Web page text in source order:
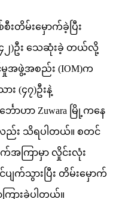
းတိမ်းမှောက်ခဲ့ပြီး
၄၂)ဦး သေဆုံးခဲ့ တယ်လို့
မှုအဖွဲ့အစည်း (IOM)က
း (၄၇)ဦးနဲ့
ာဟာ Zuwara မြို့ကနေ
း သိရပါတယ်။ စတင်
က်အကြာမှာ လှိုင်းလုံး
ျက်သွားပြီး တိမ်းမှောက်
ြားခဲ့ပါတယ်။